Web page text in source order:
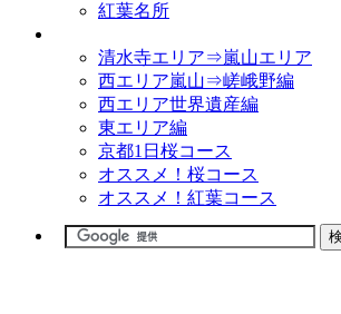
紅葉名所
清水寺エリア⇒嵐山エリア
西エリア嵐山⇒嵯峨野編
西エリア世界遺産編
東エリア編
京都1日桜コース
オススメ！桜コース
オススメ！紅葉コース